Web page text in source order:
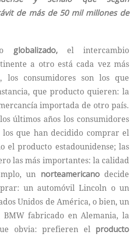
de más de 50 mil millones de
globalizado,el intercambio
a otro está cada vez más
consumidores son los que
que producto quieren: la
importada de otro país.
últimos años los consumidores
los que han decidido comprar el
el producto estadounidense; las
las más importantes: la calidad
un norteamericanodecide
un automóvil Lincoln o un
Unidos de América, o bien, un
BMW fabricado en Alemania, la
obvia: prefieren el producto